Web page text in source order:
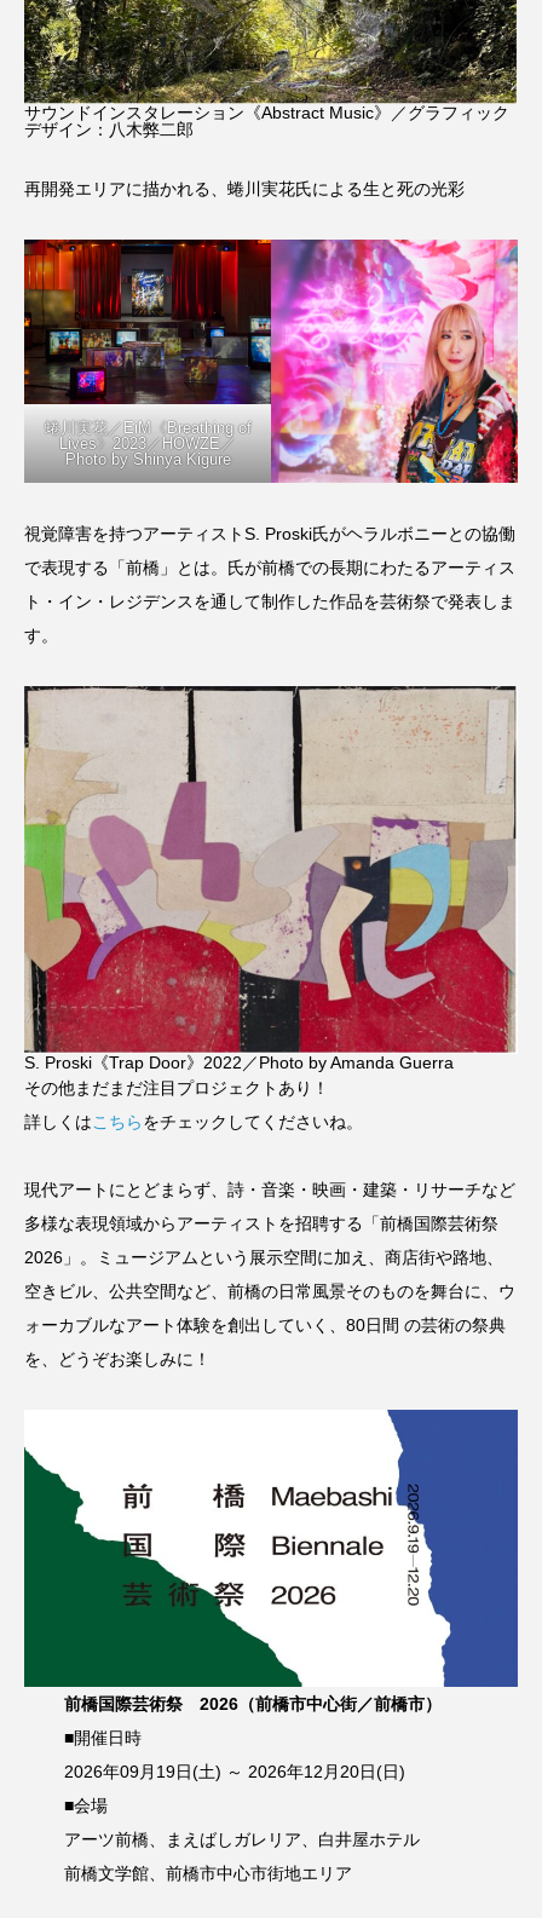
サウンドインスタレーション《Abstract Music》／グラフィック
デザイン：八木弊二郎
再開発エリアに描かれる、蜷川実花氏による生と死の光彩
蜷川実花／EiM《Breathing of
Lives》2023／HOWZE／
Photo by Shinya Kigure
視覚障害を持つアーティストS. Proski氏がヘラルボニーとの協働
で表現する「前橋」とは。氏が前橋での長期にわたるアーティス
ト・イン・レジデンスを通して制作した作品を芸術祭で発表しま
す。
S. Proski《Trap Door》2022／Photo by Amanda Guerra
その他まだまだ注目プロジェクトあり！
詳しくはこちらをチェックしてくださいね。
現代アートにとどまらず、詩・音楽・映画・建築・リサーチなど
多様な表現領域からアーティストを招聘する「前橋国際芸術祭
2026」。ミュージアムという展示空間に加え、商店街や路地、
空きビル、公共空間など、前橋の日常風景そのものを舞台に、ウ
ォーカブルなアート体験を創出していく、80⽇間 の芸術の祭典
を、どうぞお楽しみに！
前橋国際芸術祭 2026（前橋市中心街／前橋市）
■開催日時
2026年09月19日(土) ～ 2026年12月20日(日)
■会場
アーツ前橋、まえばしガレリア、白井屋ホテル
前橋文学館、前橋市中心市街地エリア